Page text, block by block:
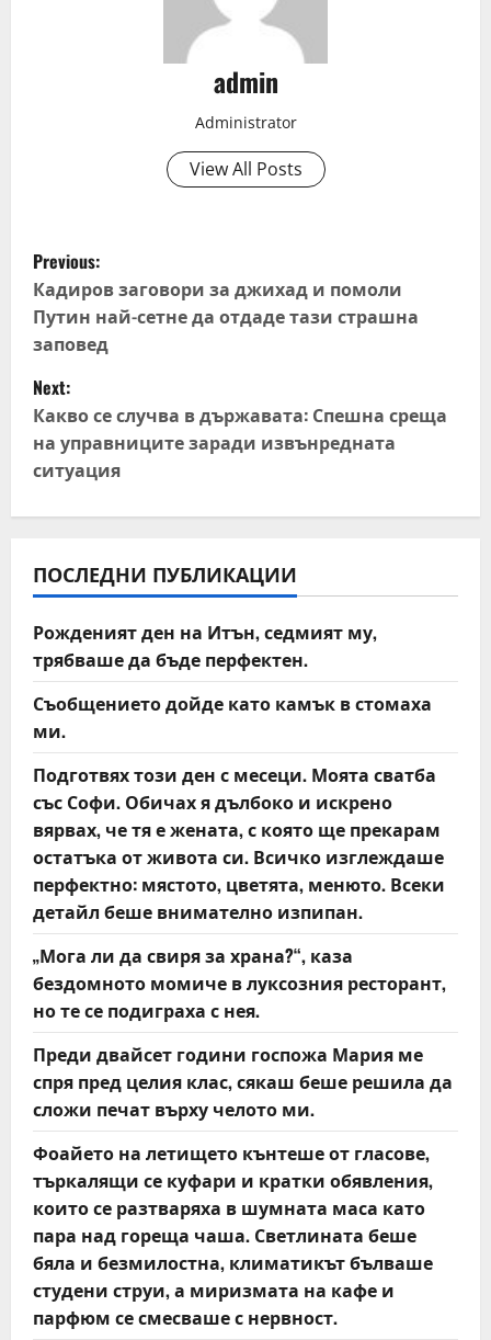
admin
Administrator
View All Posts
P
o
s
t
n
a
v
i
g
a
t
i
o
n
Previous:
Кадиров заговори за джихад и помоли
Путин най-сетне да отдаде тази страшна
заповед
Next:
Какво се случва в държавата: Спешна среща
на управниците заради извънредната
ситуация
ПОСЛЕДНИ ПУБЛИКАЦИИ
Рожденият ден на Итън, седмият му,
трябваше да бъде перфектен.
Съобщението дойде като камък в стомаха
ми.
Подготвях този ден с месеци. Моята сватба
със Софи. Обичах я дълбоко и искрено
вярвах, че тя е жената, с която ще прекарам
остатъка от живота си. Всичко изглеждаше
перфектно: мястото, цветята, менюто. Всеки
детайл беше внимателно изпипан.
„Мога ли да свиря за храна?“, каза
бездомното момиче в луксозния ресторант,
но те се подиграха с нея.
Преди двайсет години госпожа Мария ме
спря пред целия клас, сякаш беше решила да
сложи печат върху челото ми.
Фоайето на летището кънтеше от гласове,
търкалящи се куфари и кратки обявления,
които се разтваряха в шумната маса като
пара над гореща чаша. Светлината беше
бяла и безмилостна, климатикът бълваше
студени струи, а миризмата на кафе и
парфюм се смесваше с нервност.